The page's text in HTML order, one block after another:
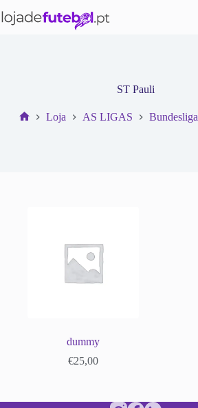
para
ST Pauli
Loja AS LIGAS Bundesliga
dummy
€25,00